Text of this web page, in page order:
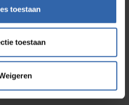
toestaan
toestaan
nieuwsbrief